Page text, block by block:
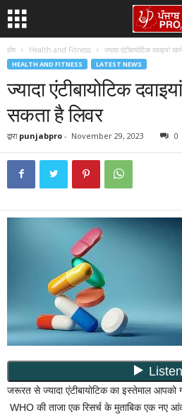
होम Health and Fitness ज्यादा एंटीबायोटिक दवाइयां
HEALTH AND FITNESS LATEST NEWS
ज्यादा एंटीबायोटिक
सकता है लिवर
द्वारा punjabpro - November 29, 2023 0
जरूरत से ज्यादा एंटीबायोटिक का इस्तेमाल आपको
WHO की ताजा एक रिसर्च के मुताबिक एक नए